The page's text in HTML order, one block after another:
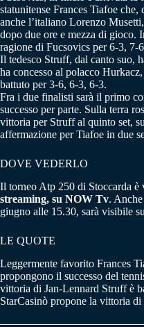
statunitense Frances Tiafoe
anche l’italiano Lorenzo
dopo due ore e mezza di gioco.
ragione di Fucsovics per 6-3, 7-
Il tedesco Struff, dal canto suo,
ha concesso al polacco
battuto per 3-6, 6-3, 6-3.
Fra i due finalisti sarà il primo
successo per parte. Sulla terra
vittoria per Struff al quinto set,
affermazione per Tiafoe in due
DOVE VEDERLO
Il torneo Atp 250 di Stoccarda è
streaming, su NOW Tv.
giugno alle 15.30, sarà visibile
LE QUOTE
Leggermente favorito Frances
propongono il successo del
vittoria di Jan-Lennard Struff è
StarCasinò propone la vittoria di